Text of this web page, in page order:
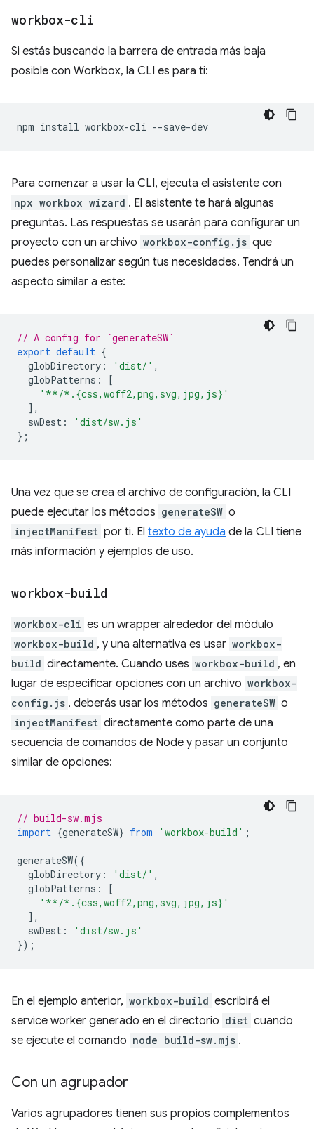
workbox-cli
Si estás buscando la barrera de entrada más baja
posible con Workbox, la CLI es para ti:
npm install workbox-cli
Para comenzar a usar la CLI, ejecuta el asistente con
npx workbox wizard . El asistente te hará algunas
preguntas. Las respuestas se usarán para configurar un
proyecto con un archivo workbox-config.js que
puedes personalizar según tus necesidades. Tendrá un
aspecto similar a este:
// A config for `generateSW`
export default {
globDirectory : 'dist/' ,
globPatterns :
[
'**/*.{css,woff2,png,svg,jpg,js}'
],
swDest :
'dist/sw.js'
};
Una vez que se crea el archivo de configuración, la CLI
puede ejecutar los métodos generateSW o
injectManifest por ti. El texto de ayuda de la CLI tiene
más información y ejemplos de uso.
workbox-build
workbox-cli es un wrapper alrededor del módulo
workbox-build , y una alternativa es usar workbox-
build directamente. Cuando uses workbox-build , en
lugar de especificar opciones con un archivo workbox-
config.js , deberás usar los métodos generateSW o
injectManifest directamente como parte de una
secuencia de comandos de Node y pasar un conjunto
similar de opciones:
// build-sw.mjs
import {generateSW} from 'workbox-build' ;
generateSW({
globDirectory : 'dist/' ,
globPatterns :
[
'**/*.{css,woff2,png,svg,jpg,js}'
],
swDest :
'dist/sw.js'
});
En el ejemplo anterior, workbox-build escribirá el
service worker generado en el directorio dist cuando
se ejecute el comando node build-sw.mjs .
Con un agrupador
Varios agrupadores tienen sus propios complementos